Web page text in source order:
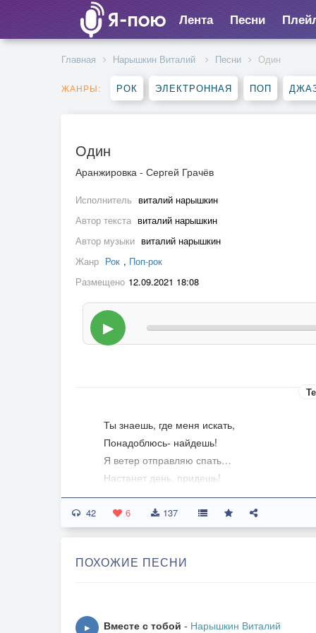
Лента Песни
Главная Нарышкин Виталий Песни Один
ЖАНРЫ: РОК ЭЛЕКТРОННАЯ ПОП
Один
Аранжировка - Сергей Грачёв
Исполнитель виталий нарышкин
Автор текста виталий нарышкин
Автор музыки виталий нарышкин
Жанр Рок , Поп-рок
Размещено 12.09.2021 18:08
▶
Ты знаешь, где меня искать,
Понадоблюсь- найдешь!
Я ветер отправляю спать…
Настанет день, придешь!
Сегодня лучше нам не петь!
Сломался камертон…
Сегодня можем не успеть
Я говорю с тобой,
42 6 137
ПОХОЖИЕ ПЕСНИ
▶ Вместе с тобой - Нарышкин Виталий